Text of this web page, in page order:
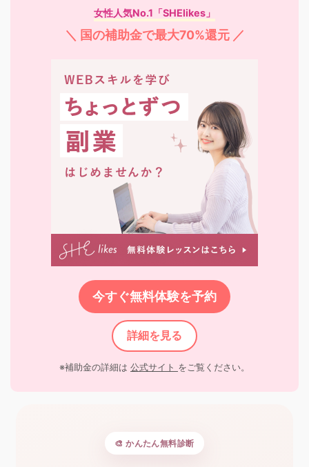
女性人気No.1「SHElikes」
＼ 国の補助金で最大70%還元 ／
今すぐ無料体験を予約
詳細を見る
※補助金の詳細は 公式サイト をご覧ください。